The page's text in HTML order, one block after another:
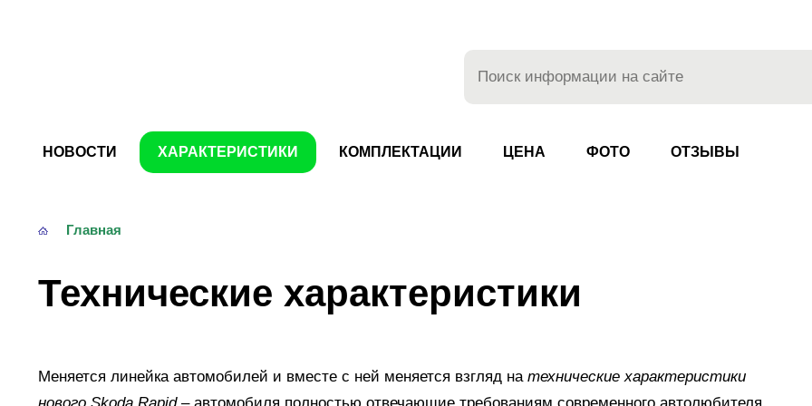
НОВОСТИ ХАРАКТЕРИСТИКИ КОМПЛЕКТАЦИИ ЦЕНА ФОТО ОТЗЫВЫ
Главная
Технические характеристики
Меняется линейка автомобилей и вместе с ней меняется взгляд на технические характеристики